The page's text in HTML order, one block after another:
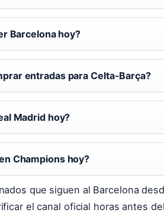
Barcelona hoy?
entradas para Celta-Barça?
Madrid hoy?
Champions hoy?
que siguen al Barcelona
el canal oficial horas antes